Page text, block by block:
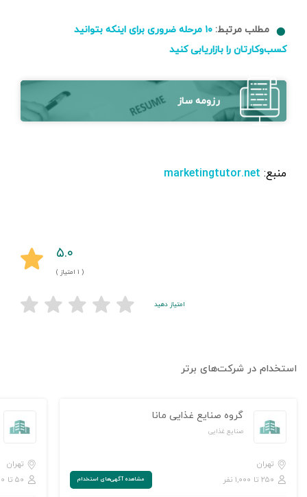
مطلب مرتبط:
۱۰ مرحله ضروری برای اینکه بتوانید
کسب‌و‌کارتان را بازاریابی کنید
رزومه ساز
منبع: marketingtutor.net
۵.۰
( ۱ امتیاز )
امتیاز دهید
استخدام در شرکت‌های برتر
گروه صنایع غذایی مانا
صنایع غذایی
تهران
۲۵۰ تا ۱,۰۰۰ نفر
مشاهده‌ آگهی‌های استخدام
تهران
۵۰ تا ۲۵۰ نفر